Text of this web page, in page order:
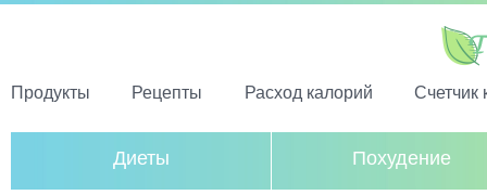
Продукты Рецепты Расход калорий Счетчик
Диеты Похудение